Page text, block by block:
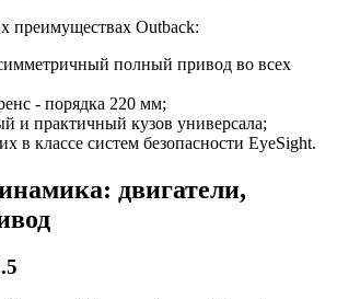
преимуществах Outback:
полный привод во всех
- порядка 220 мм;
и практичный кузов универсала;
в классе систем безопасности EyeSight.
двигатели,